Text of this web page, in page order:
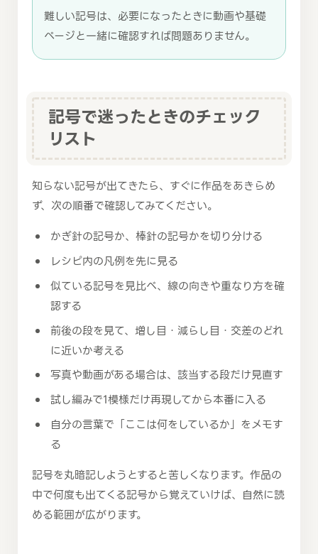
難しい記号は、必要になったときに動画や基礎
ページと一緒に確認すれば問題ありません。
記号で迷ったときのチェック
リスト
知らない記号が出てきたら、すぐに作品をあきらめ
ず、次の順番で確認してみてください。
かぎ針の記号か、棒針の記号かを切り分ける
レシピ内の凡例を先に見る
似ている記号を見比べ、線の向きや重なり方を確
認する
前後の段を見て、増し目・減らし目・交差のどれ
に近いか考える
写真や動画がある場合は、該当する段だけ見直す
試し編みで1模様だけ再現してから本番に入る
自分の言葉で「ここは何をしているか」をメモす
る
記号を丸暗記しようとすると苦しくなります。作品の
中で何度も出てくる記号から覚えていけば、自然に読
める範囲が広がります。